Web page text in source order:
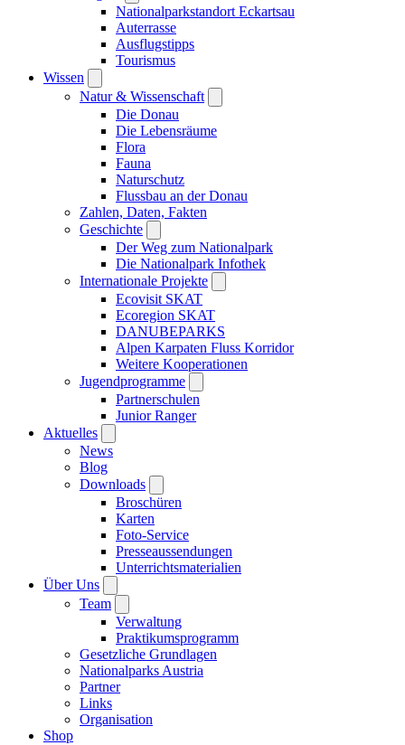
Nationalparkstandort Eckartsau
Auterrasse
Ausflugstipps
Tourismus
Wissen
Natur & Wissenschaft
Die Donau
Die Lebensräume
Flora
Fauna
Naturschutz
Flussbau an der Donau
Zahlen, Daten, Fakten
Geschichte
Der Weg zum Nationalpark
Die Nationalpark Infothek
Internationale Projekte
Ecovisit SKAT
Ecoregion SKAT
DANUBEPARKS
Alpen Karpaten Fluss Korridor
Weitere Kooperationen
Jugendprogramme
Partnerschulen
Junior Ranger
Aktuelles
News
Blog
Downloads
Broschüren
Karten
Foto-Service
Presseaussendungen
Unterrichtsmaterialien
Über Uns
Team
Verwaltung
Praktikumsprogramm
Gesetzliche Grundlagen
Nationalparks Austria
Partner
Links
Organisation
Shop